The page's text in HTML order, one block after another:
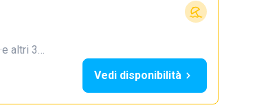
·e altri 3…
Vedi disponibilità